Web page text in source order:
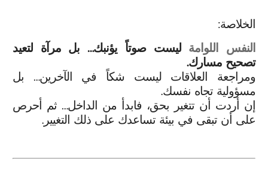
الخلاصة:
النفس اللوامة ليست صوتاً يؤنبك… بل مرآة لتعيد
تصحيح مسارك.
ومراجعة العلاقات ليست شكاً في الآخرين… بل
مسؤولية تجاه نفسك.
إن أردت أن تتغير بحق، فابدأ من الداخل… ثم أحرص
على أن تبقى في بيئة تساعدك على ذلك التغيير.